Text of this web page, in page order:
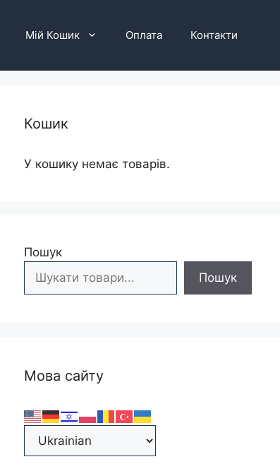
Мій Кошик Оплата Контакти
Кошик
У кошику немає товарів.
Пошук
Пошук
Мова сайту